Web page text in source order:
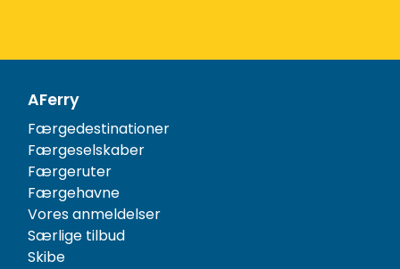
AFerry
Færgedestinationer
Færgeselskaber
Færgeruter
Færgehavne
Vores anmeldelser
Særlige tilbud
Skibe